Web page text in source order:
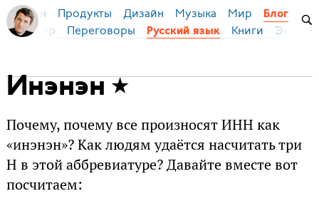
Бирман Продукты Дизайн Музыка Мир Блог
Мир Переговоры Русский язык Книги
Инэнэн
Почему, почему все произносят ИНН как
«инэнэн»? Как людям удаётся насчитать три
Н в этой аббревиатуре? Давайте вместе вот
посчитаем: